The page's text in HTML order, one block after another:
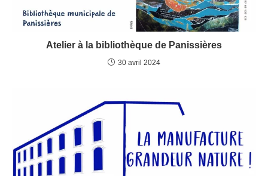
Atelier à la bibliothèque de Panissières
30 avril 2024